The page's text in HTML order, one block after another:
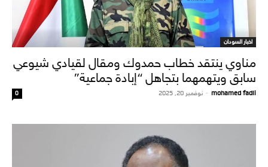
اخبار السودان
مناوي ينتقد خطاب حمدوك ومقال لقيادي شيوعي
سابق ويتهمهما بتجاهل “إبادة جماعية”
mohamed fadil
- نوفمبر 20, 2025 0